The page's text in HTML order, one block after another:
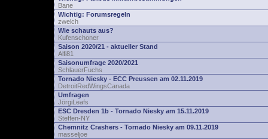
Bane
Wichtig: Forumsregeln
zwelch
Wie schauts aus?
Kufenschoner
Saison 2020/21 - aktueller Stand
Alfi81
Saisonumfrage 2020/2021
SchlauerFuchs
Tornado Niesky - ECC Preussen am 02.11.2019
DetroitRedWingsCanada
Umfragen
JörgiLeafs
ESC Dresden 1b - Tornado Niesky am 15.11.2019
Steffen-NY
Chemnitz Crashers - Tornado Niesky am 09.11.2019
masseljoe